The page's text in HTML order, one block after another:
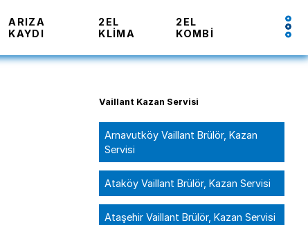
ARIZA
KAYDI
2EL
KLIMA
2EL
KOMBI
Vaillant Kazan Servisi
Arnavutköy Vaillant Brülör, Kazan
Servisi
Ataköy Vaillant Brülör, Kazan Servisi
Ataşehir Vaillant Brülör, Kazan Servisi